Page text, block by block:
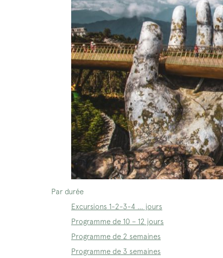
Par durée
Excursions 1-2-3-4 … jours
Programme de 10 – 12 jours
Programme de 2 semaines
Programme de 3 semaines